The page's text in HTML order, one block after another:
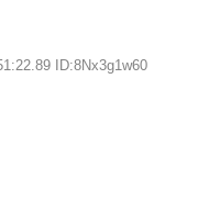
ID:8Nx3g1w60